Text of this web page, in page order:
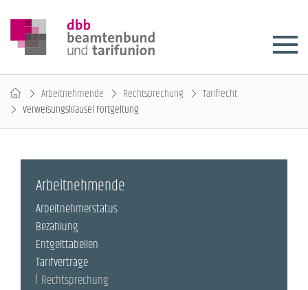
Arbeitnehmende Rechtsprechung
Tarifrecht
Verweisungsklausel Fortgeltung
Arbeitnehmende
Arbeitnehmerstatus
Bezahlung
Entgelttabellen
Tarifverträge
Rechtsprechung